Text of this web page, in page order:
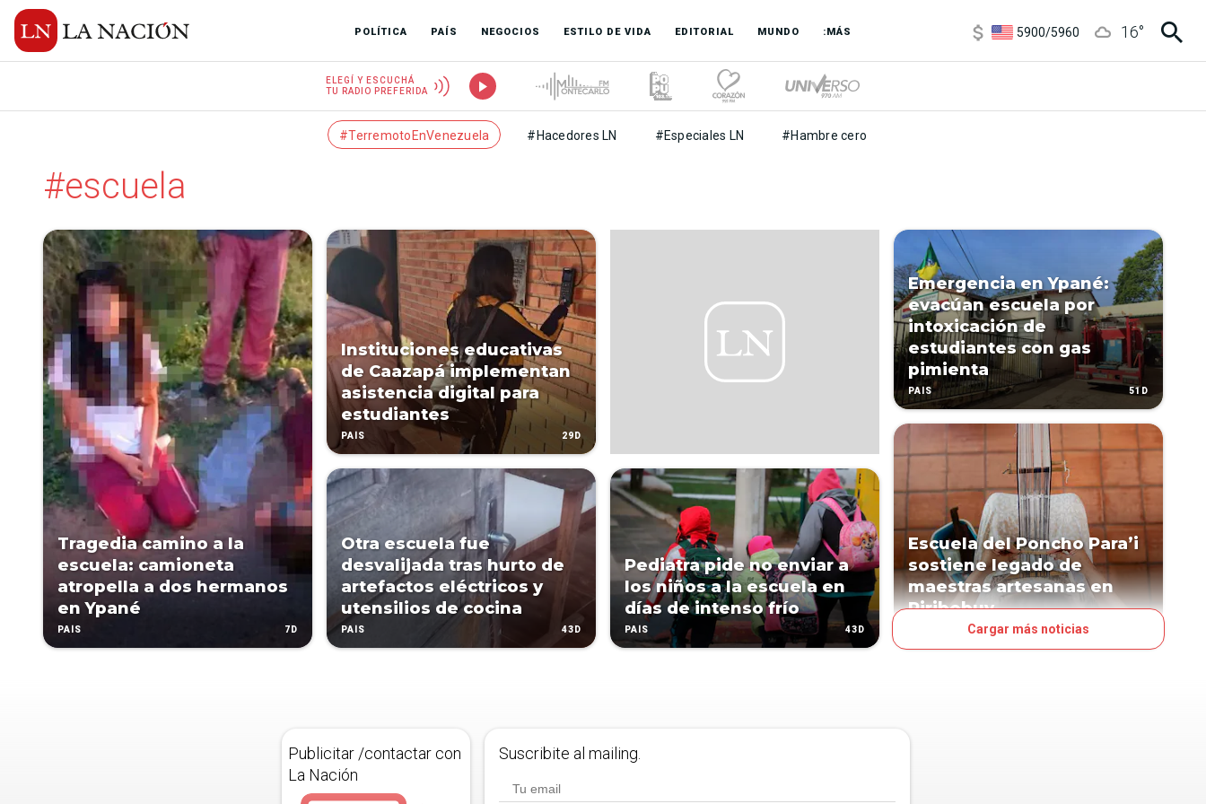
POLÍTICA PAÍS NEGOCIOS ESTILO DE VIDA EDITORIAL MUNDO :MÁS
5900/5960
16°
ELEGÍ Y ESCUCHÁ
TU RADIO PREFERIDA
#TerremotoEnVenezuela #Hacedores LN #Especiales LN #Hambre cero
#escuela
Tragedia camino a la
escuela: camioneta
atropella a dos hermanos
en Ypané
PAÍS 7D
Instituciones educativas
de Caazapá implementan
asistencia digital para
estudiantes
PAÍS 29D
Otra escuela fue
desvalijada tras hurto de
artefactos eléctricos y
utensilios de cocina
PAÍS 43D
Pediatra pide no enviar a
los niños a la escuela en
días de intenso frío
PAÍS 43D
Emergencia en Ypané:
evacúan escuela por
intoxicación de
estudiantes con gas
pimienta
PAÍS 51D
Escuela del Poncho Para’i
sostiene legado de
maestras artesanas en
Piribebuy
Cargar más noticias
Publicitar /contactar con
La Nación
Suscribite al mailing.